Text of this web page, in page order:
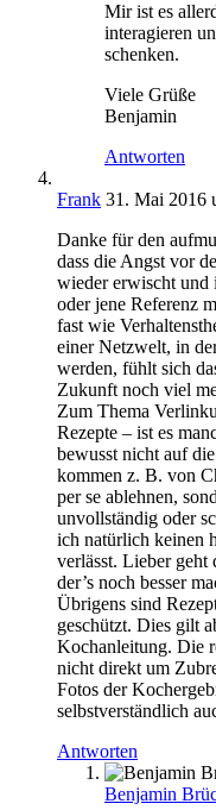
Mir ist es
interagieren
schenken.
Viele Grüße
Benjamin
Antworten
Frank 31. Mai 2016
Danke für den
dass die Angst vor
wieder erwischt und
oder jene Referenz
fast wie
einer Netzwelt, in
werden, fühlt sich
Zukunft noch viel
Zum Thema
Rezepte – ist es
bewusst nicht auf
kommen z. B. von
per se ablehnen,
unvollständig oder
ich natürlich keinen
verlässt. Lieber geht
der’s noch besser
Übrigens sind
geschützt. Dies gilt
Kochanleitung. Die
nicht direkt um
Fotos der
selbstverständlich
Antworten
Benjamin